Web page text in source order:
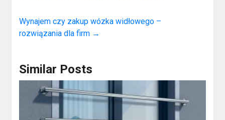
Wynajem czy zakup wózka widłowego –
rozwiązania dla firm →
Similar Posts